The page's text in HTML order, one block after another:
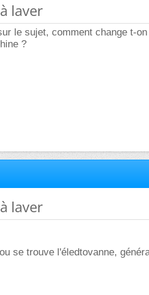
laver
le sujet, comment change t-on
?
laver
se trouve l'éledtovanne,